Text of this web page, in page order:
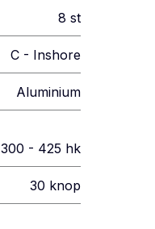
8 st
C - Inshore
Aluminium
300 - 425 hk
30 knop